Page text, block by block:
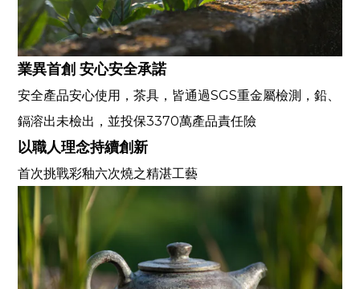
業異首創 安心安全承諾
安全產品安心使用，茶具，皆通過SGS重金屬檢測，鉛、
鎘溶出未檢出，並投保3370萬產品責任險
以職人理念持續創新
首次挑戰彩釉六次燒之精湛工藝